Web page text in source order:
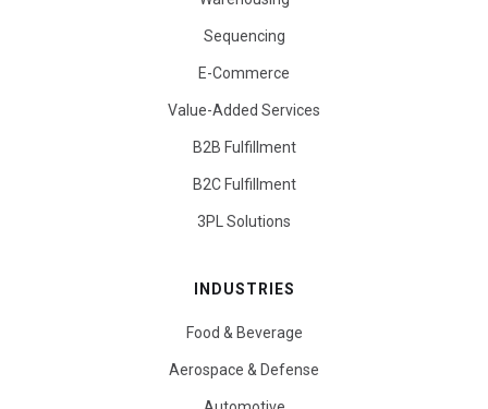
Sequencing
E-Commerce
Value-Added Services
B2B Fulfillment
B2C Fulfillment
3PL Solutions
INDUSTRIES
Food & Beverage
Aerospace & Defense